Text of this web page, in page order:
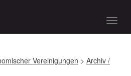
Vereinigungen > Archiv /